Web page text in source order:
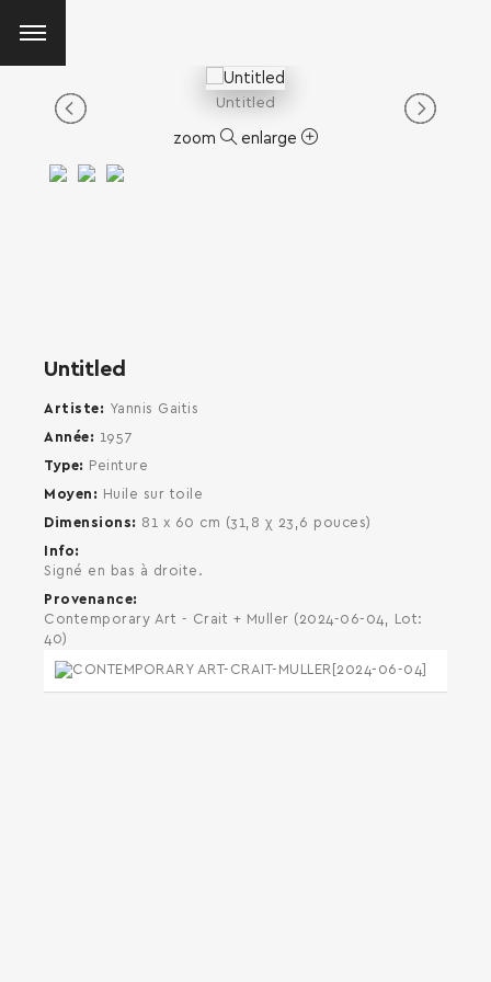
Untitled
zoom enlarge
Untitled
Artiste
Yannis Gaitis
Année
1957
Type
Peinture
Moyen
Huile sur toile
Dimensions
81 x 60 cm (31,8 χ 23,6 pouces)
Info
Signé en bas à droite.
Provenance
Contemporary Art - Crait + Muller (2024-06-04, Lot:
40)